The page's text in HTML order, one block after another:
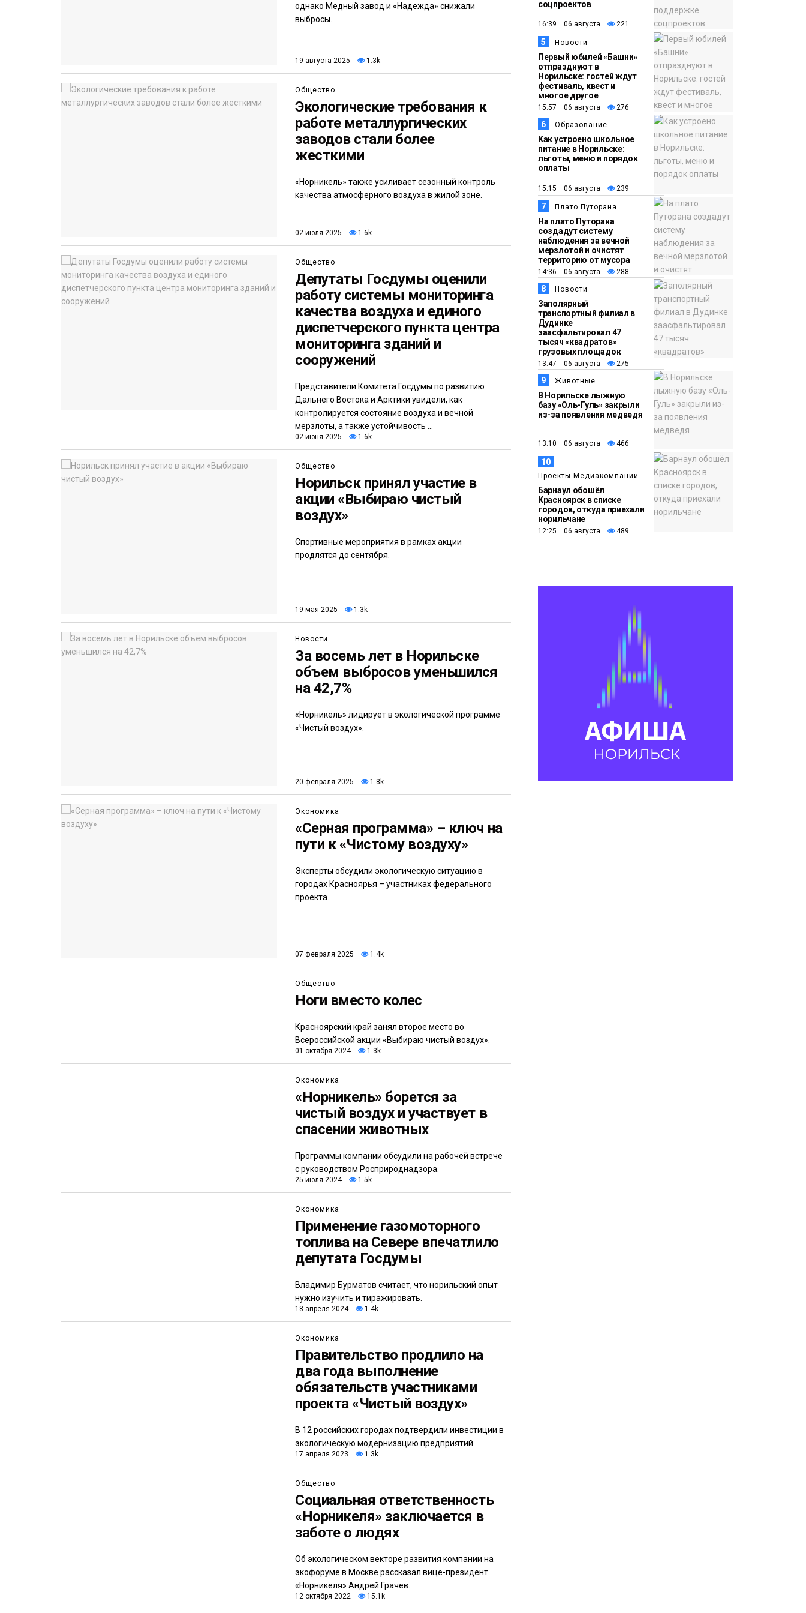
однако Медный завод и «Надежда» снижали
выбросы.
19 августа 2025 1.3k
Общество
Экологические требования к
работе металлургических
заводов стали более
жесткими
«Норникель» также усиливает сезонный контроль
качества атмосферного воздуха в жилой зоне.
02 июля 2025 1.6k
Общество
Депутаты Госдумы оценили
работу системы мониторинга
качества воздуха и единого
диспетчерского пункта центра
мониторинга зданий и
сооружений
Представители Комитета Госдумы по развитию
Дальнего Востока и Арктики увидели, как
контролируется состояние воздуха и вечной
мерзлоты, а также устойчивость ...
02 июня 2025 1.6k
Общество
Норильск принял участие в
акции «Выбираю чистый
воздух»
Спортивные мероприятия в рамках акции
продлятся до сентября.
19 мая 2025 1.3k
Новости
За восемь лет в Норильске
объем выбросов уменьшился
на 42,7%
«Норникель» лидирует в экологической программе
«Чистый воздух».
20 февраля 2025 1.8k
Экономика
«Серная программа» – ключ на
пути к «Чистому воздуху»
Эксперты обсудили экологическую ситуацию в
городах Красноярья – участниках федерального
проекта.
07 февраля 2025 1.4k
Общество
Ноги вместо колес
Красноярский край занял второе место во
Всероссийской акции «Выбираю чистый воздух».
01 октября 2024 1.3k
Экономика
«Норникель» борется за
чистый воздух и участвует в
спасении животных
Программы компании обсудили на рабочей встрече
с руководством Росприроднадзора.
25 июля 2024 1.5k
Экономика
Применение газомоторного
топлива на Севере впечатлило
депутата Госдумы
Владимир Бурматов считает, что норильский опыт
нужно изучить и тиражировать.
18 апреля 2024 1.4k
Экономика
Правительство продлило на
два года выполнение
обязательств участниками
проекта «Чистый воздух»
В 12 российских городах подтвердили инвестиции в
экологическую модернизацию предприятий.
17 апреля 2023 1.3k
Общество
Социальная ответственность
«Норникеля» заключается в
заботе о людях
Об экологическом векторе развития компании на
экофоруме в Москве рассказал вице-президент
«Норникеля» Андрей Грачев.
12 октября 2022 15.1k
соцпроектов
16:39 06 августа 221
5 Новости
Первый юбилей «Башни»
отпразднуют в
Норильске: гостей ждут
фестиваль, квест и
многое другое
15:57 06 августа 276
6 Образование
Как устроено школьное
питание в Норильске:
льготы, меню и порядок
оплаты
15:15 06 августа 239
7 Плато Путорана
На плато Путорана
создадут систему
наблюдения за вечной
мерзлотой и очистят
территорию от мусора
14:36 06 августа 288
8 Новости
Заполярный
транспортный филиал в
Дудинке
заасфальтировал 47
тысяч «квадратов»
грузовых площадок
13:47 06 августа 275
9 Животные
В Норильске лыжную
базу «Оль-Гуль» закрыли
из-за появления медведя
13:10 06 августа 466
10
Проекты Медиакомпании
Барнаул обошёл
Красноярск в списке
городов, откуда приехали
норильчане
12:25 06 августа 489